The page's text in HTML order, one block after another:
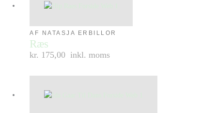
AF NATASJA ERBILLOR
Ræs
kr. 175,00 inkl. moms